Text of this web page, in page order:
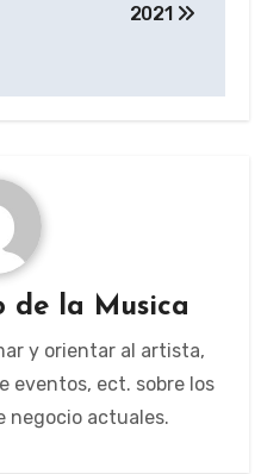
2021
de la Musica
y orientar al artista,
eventos, ect. sobre los
negocio actuales.